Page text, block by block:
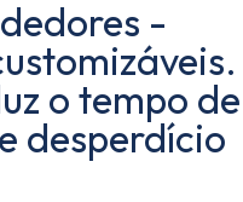
-
o tempo de
desperdício